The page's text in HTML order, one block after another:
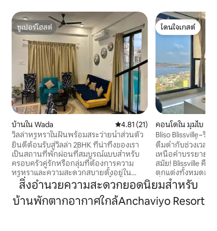
ซูเปอร์โฮสต์
ซูเปอร์โฮสต์
บ้านใน Wada คะแนนเฉลี่ย 4.81 จาก 5, 21 รีวิว
4.81 (21)
วิลล่าหรูหราในฝันพร้อมสระว่ายน้ำส่วนตัว
ยินดีต้อนรับสู่วิลล่า 2BHK ที่น่าทึ่งของเรา
เป็นสถานที่พักผ่อนที่สมบูรณ์แบบสำหรับ
ครอบครัวคู่รักหรือกลุ่มที่ต้องการความ
หรูหราและความสะดวกสบายตั้งอยู่ใน
Nirvana Wollywood วิลล่าแห่งนี้มีห้องนอน
กว้างขวางมีสไตล์พร้อมห้องน้ำที่ทันสมัย
และห้องครัวที่มีอุปกรณ์ครบครัน
โดนใจเกสต์
โดนใจเกสต์
คอนโดใน มุมไบ
Bliso Blissville~ริ
นอน 2 ห้องน้ำ | วิว
ดื่มด่ำกับช่วงเวล
เหนือคำบรรยาย🌅 สว่างโปร่งสบายและทัน
สมัย! Blissville คือทุ
ตกแต่งทั้งหมดขอ
ที่เข้ากับวิวทะเล
บ้านที่เราทำด้วยค
คุณมาที่นี่เพื่อดื่มด่ำ
ด้วยความรักกับคนที่คุณรั
สิ่งอำนวยความสะดวกยอดนิยมสำหรับ
บ้านพักตากอากาศใกล้Anchaviyo Resort